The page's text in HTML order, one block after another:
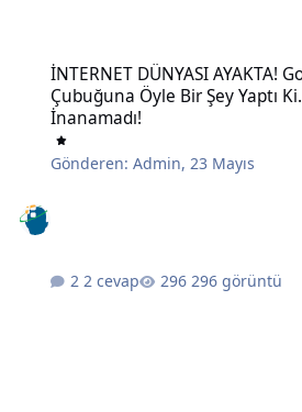
İNTERNET DÜNYASI AYAKTA!
Çubuğuna Öyle Bir Şey Yaptı
İnanamadı!
Gönderen:Admin,23 Mayıs
2 cevap 296 görüntü